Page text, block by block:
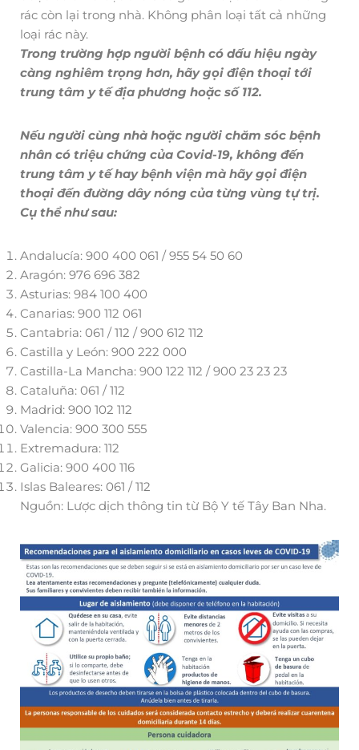
rác còn lại trong nhà. Không phân loại tất cả những
loại rác này.
Trong trường hợp người bệnh có dấu hiệu ngày
càng nghiêm trọng hơn, hãy gọi điện thoại tới
trung tâm y tế địa phương hoặc số 112.
Nếu người cùng nhà hoặc người chăm sóc bệnh
nhân có triệu chứng của Covid-19, không đến
trung tâm y tế hay bệnh viện mà hãy gọi điện
thoại đến đường dây nóng của từng vùng tự trị.
Cụ thể như sau:
Andalucía: 900 400 061 / 955 54 50 60
Aragón: 976 696 382
Asturias: 984 100 400
Canarias: 900 112 061
Cantabria: 061 / 112 / 900 612 112
Castilla y León: 900 222 000
Castilla-La Mancha: 900 122 112 / 900 23 23 23
Cataluña: 061 / 112
Madrid: 900 102 112
Valencia: 900 300 555
Extremadura: 112
Galicia: 900 400 116
Islas Baleares: 061 / 112
Nguồn: Lược dịch thông tin từ Bộ Y tế Tây Ban Nha.